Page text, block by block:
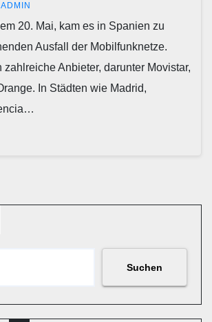
ADMIN
20. Mai, kam es in Spanien zu
Ausfall der Mobilfunknetze.
zahlreiche Anbieter, darunter Movistar,
In Städten wie Madrid,
Suchen